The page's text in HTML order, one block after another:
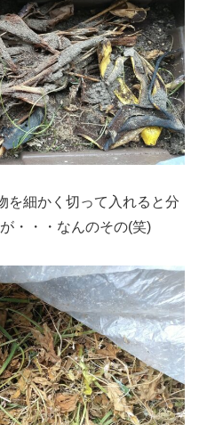
を細かく切って入れると分
・・・なんのその(笑)